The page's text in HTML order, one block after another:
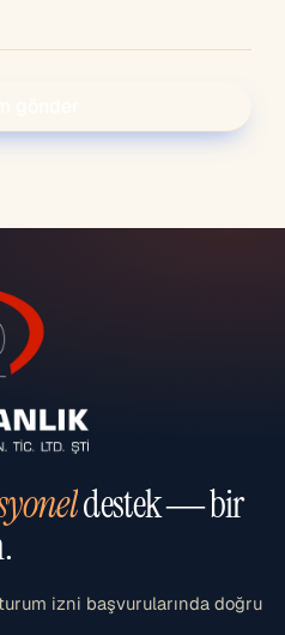
destek — bir
izni başvurularında doğru